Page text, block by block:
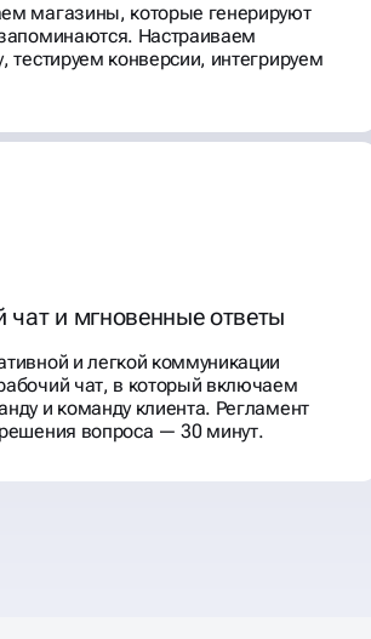
магазины, которые генерируют
Настраиваем
тестируем конверсии, интегрируем
чат и мгновенные ответы
и легкой коммуникации
чат, в который включаем
и команду клиента. Регламент
вопроса — 30 минут.